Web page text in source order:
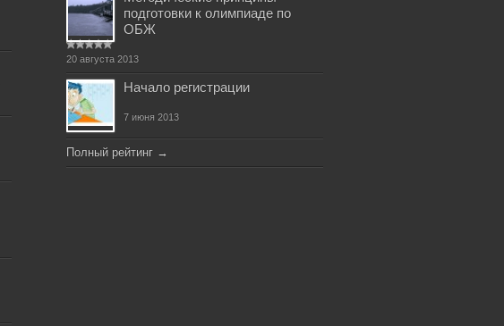
подготовки к олимпиаде по
ОБЖ
20 августа 2013
Начало регистрации
7 июня 2013
Полный рейтинг →